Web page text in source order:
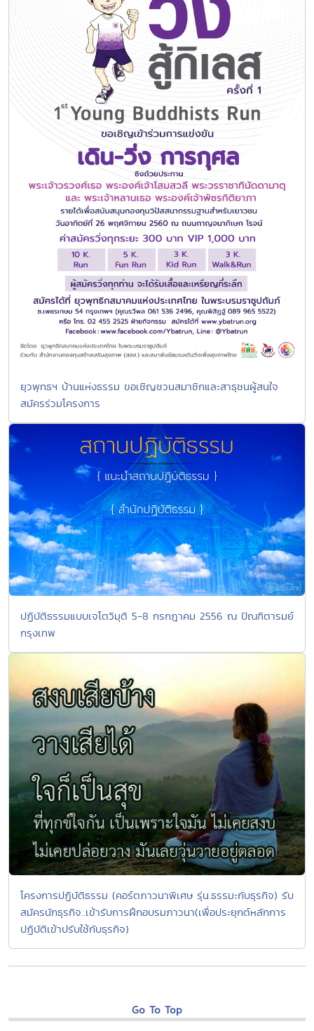
ยุวพุทธฯ บ้านแห่งธรรม ขอเชิญชวนสมาชิกและสาธุชนผู้สนใจ
สมัครร่วมโครงการ
ปฏิบัติธรรมแบบเจโตวิมุติ 5-8 กรกฎาคม 2556 ณ ปัณฑิตารมย์
กรุงเทพ
โครงการปฏิบัติธรรม (คอร์ตภาวนาพิเศษ รุ่น.ธรรมะกับธุรกิจ) รับ
สมัครนักธุรกิจ..เข้ารับการฝึกอบรมภาวนา(เพื่อประยุกต์หลักการ
ปฏิบัติเข้าปรับใช้กับธุรกิจ)
Go To Top